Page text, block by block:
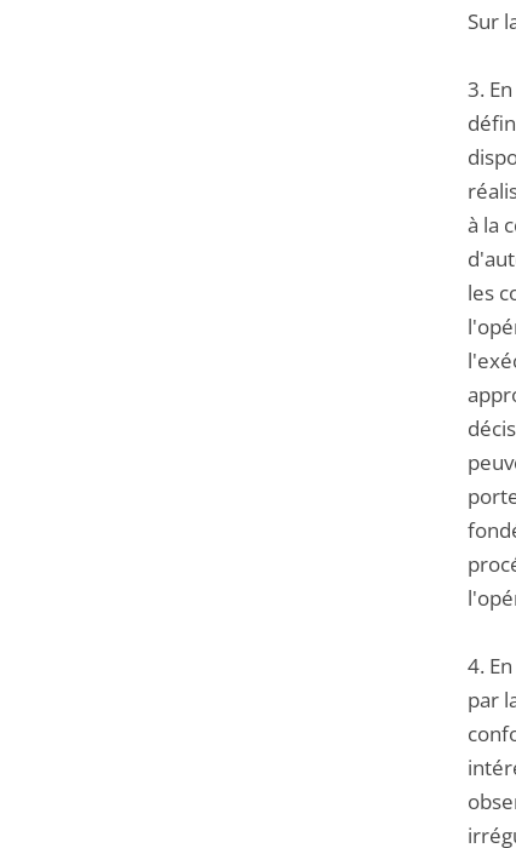
Sur
3.
à la
les
4.
par